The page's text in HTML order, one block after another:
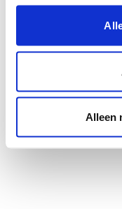
Alleen
Krijg
en je
Krijg ineens